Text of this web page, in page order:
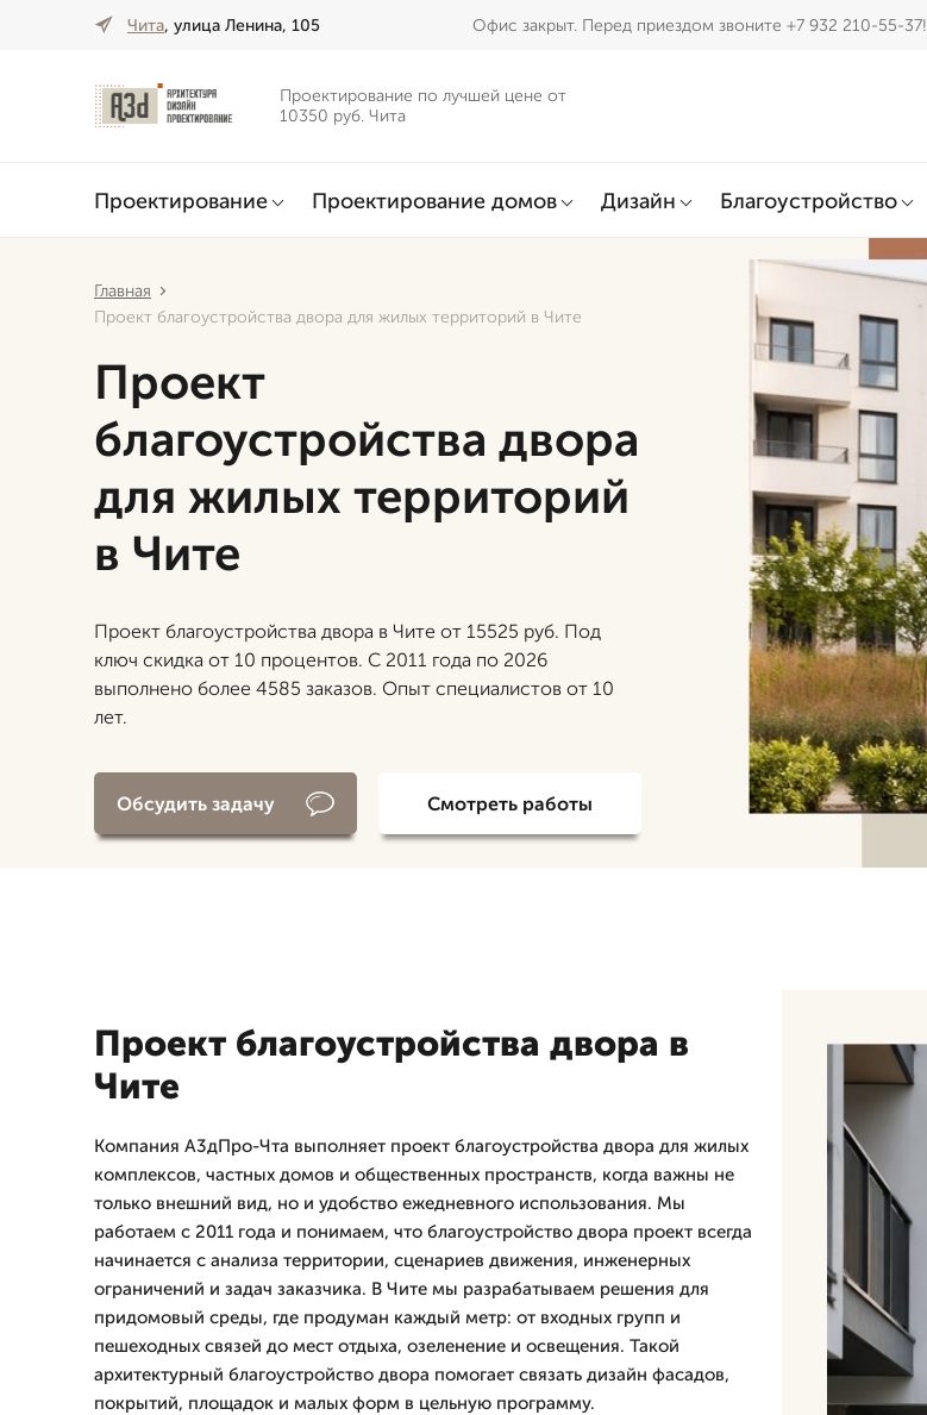
Чита, улица Ленина, 105 Офис закрыт. Перед приездом звоните +7 932 210-55-37!
Проектирование по лучшей цене от
10350 руб. Чита
Проектирование Проектирование домов Дизайн Благоустройство
Главная
Проект благоустройства двора для жилых территорий в Чите
Проект
благоустройства двора
для жилых территорий
в Чите
Проект благоустройства двора в Чите от 15525 руб. Под
ключ скидка от 10 процентов. С 2011 года по 2026
выполнено более 4585 заказов. Опыт специалистов от 10
лет.
Обсудить задачу Смотреть работы
Проект благоустройства двора в
Чите
Компания А3дПро-Чта выполняет проект благоустройства двора для жилых
комплексов, частных домов и общественных пространств, когда важны не
только внешний вид, но и удобство ежедневного использования. Мы
работаем с 2011 года и понимаем, что благоустройство двора проект всегда
начинается с анализа территории, сценариев движения, инженерных
ограничений и задач заказчика. В Чите мы разрабатываем решения для
придомовый среды, где продуман каждый метр: от входных групп и
пешеходных связей до мест отдыха, озеленение и освещения. Такой
архитектурный благоустройство двора помогает связать дизайн фасадов,
покрытий, площадок и малых форм в цельную программу.